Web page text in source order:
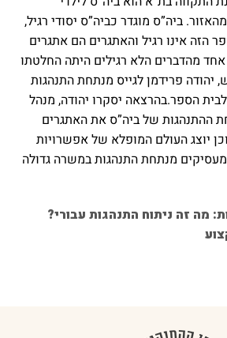
ביה”ס מוגדר כביה”ס יסודי רגיל,
הזה אינו רגיל והאתגרים הם אתגרים
אחד מהדברים הלא רגילים היתה החלטתו
פרידמן לגייס מנתחת התנהגות
הספר.בהרצאה יסקרו יהודה, מנהל
ההתנהגות של ביה”ס את האתגרים
יוצג העולם המופלא של אפשרויות
מנתחת התנהגות במשרה גדולה
מה זה ניתוח התנהגות עבורי?